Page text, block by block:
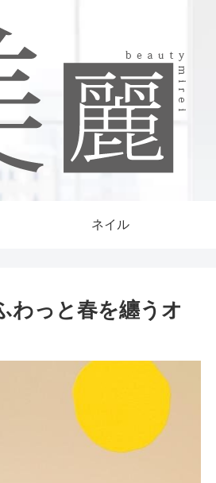
ネイル
わっと春を纏うオ